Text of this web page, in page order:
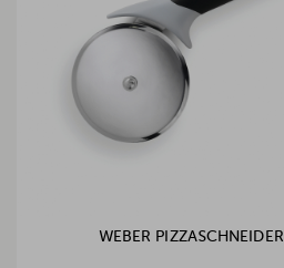
WEBER PIZZASCHNEIDER